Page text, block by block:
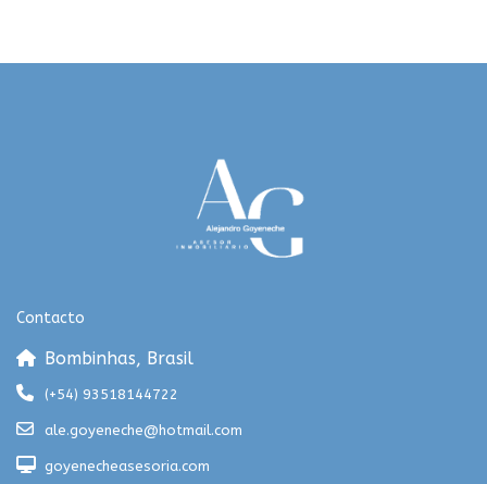
Contacto
Bombinhas, Brasil
(+54) 93518144722
ale.goyeneche@hotmail.com
goyenecheasesoria.com